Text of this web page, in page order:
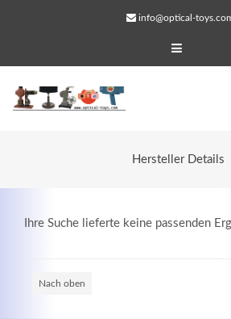
info@optical-
Hersteller Details
Ihre Suche lieferte keine passenden
Nach oben